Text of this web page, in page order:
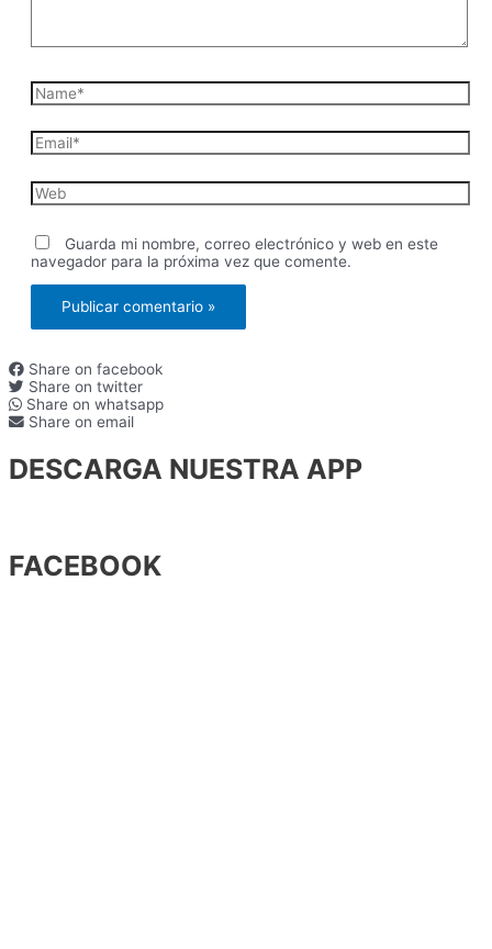
Name*
Email*
Web
Guarda mi nombre, correo electrónico y web en este
navegador para la próxima vez que comente.
Share on facebook
Share on twitter
Share on whatsapp
Share on email
DESCARGA NUESTRA APP
FACEBOOK